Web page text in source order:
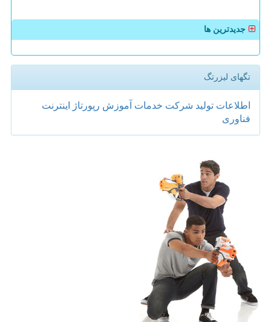
جدیدترین ها
تگهای لیزرتگ
اطلاعات تولید شركت خدمات آموزش رپورتاژ
اینترنت
فناوری